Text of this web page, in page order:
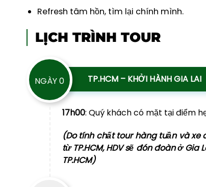
Refresh tâm hồn, tìm lại chính mình.
LỊCH TRÌNH TOUR
NGÀY 0 TP.HCM – KHỞI HÀNH GIA LAI
17h00: Quý khách có mặt tại điểm
(Do tính chất tour hàng tuần và
từ TP.HCM, HDV sẽ đón đoàn ở
TP.HCM)